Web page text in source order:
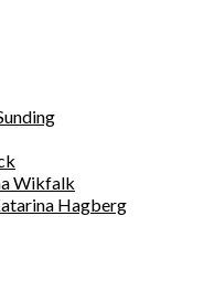
Wikfalk
Hagberg